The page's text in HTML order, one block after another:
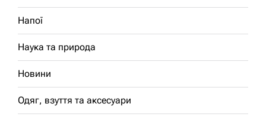
Напої
Наука та природа
Новини
Одяг, взуття та аксесуари